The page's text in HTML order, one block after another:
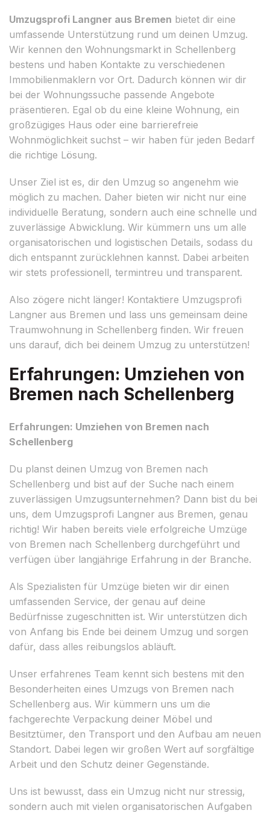
Umzugsprofi Langner aus Bremen bietet dir eine
umfassende Unterstützung rund um deinen Umzug.
Wir kennen den Wohnungsmarkt in Schellenberg
bestens und haben Kontakte zu verschiedenen
Immobilienmaklern vor Ort. Dadurch können wir dir
bei der Wohnungssuche passende Angebote
präsentieren. Egal ob du eine kleine Wohnung, ein
großzügiges Haus oder eine barrierefreie
Wohnmöglichkeit suchst – wir haben für jeden Bedarf
die richtige Lösung.
Unser Ziel ist es, dir den Umzug so angenehm wie
möglich zu machen. Daher bieten wir nicht nur eine
individuelle Beratung, sondern auch eine schnelle und
zuverlässige Abwicklung. Wir kümmern uns um alle
organisatorischen und logistischen Details, sodass du
dich entspannt zurücklehnen kannst. Dabei arbeiten
wir stets professionell, termintreu und transparent.
Also zögere nicht länger! Kontaktiere Umzugsprofi
Langner aus Bremen und lass uns gemeinsam deine
Traumwohnung in Schellenberg finden. Wir freuen
uns darauf, dich bei deinem Umzug zu unterstützen!
Erfahrungen: Umziehen von
Bremen nach Schellenberg
Erfahrungen: Umziehen von Bremen nach
Schellenberg
Du planst deinen Umzug von Bremen nach
Schellenberg und bist auf der Suche nach einem
zuverlässigen Umzugsunternehmen? Dann bist du bei
uns, dem Umzugsprofi Langner aus Bremen, genau
richtig! Wir haben bereits viele erfolgreiche Umzüge
von Bremen nach Schellenberg durchgeführt und
verfügen über langjährige Erfahrung in der Branche.
Als Spezialisten für Umzüge bieten wir dir einen
umfassenden Service, der genau auf deine
Bedürfnisse zugeschnitten ist. Wir unterstützen dich
von Anfang bis Ende bei deinem Umzug und sorgen
dafür, dass alles reibungslos abläuft.
Unser erfahrenes Team kennt sich bestens mit den
Besonderheiten eines Umzugs von Bremen nach
Schellenberg aus. Wir kümmern uns um die
fachgerechte Verpackung deiner Möbel und
Besitztümer, den Transport und den Aufbau am neuen
Standort. Dabei legen wir großen Wert auf sorgfältige
Arbeit und den Schutz deiner Gegenstände.
Uns ist bewusst, dass ein Umzug nicht nur stressig,
sondern auch mit vielen organisatorischen Aufgaben